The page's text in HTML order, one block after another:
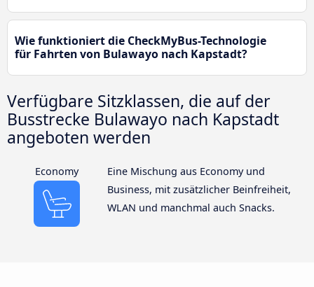
Wie funktioniert die CheckMyBus-Technologie
für Fahrten von Bulawayo nach Kapstadt?
Verfügbare Sitzklassen, die auf der
Busstrecke Bulawayo nach Kapstadt
angeboten werden
Economy
Eine Mischung aus Economy und
Business, mit zusätzlicher Beinfreiheit,
WLAN und manchmal auch Snacks.